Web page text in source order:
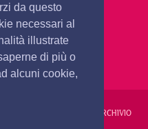
da questo
necessari al
illustrate
di più o
alcuni cookie,
ARCHIVIO